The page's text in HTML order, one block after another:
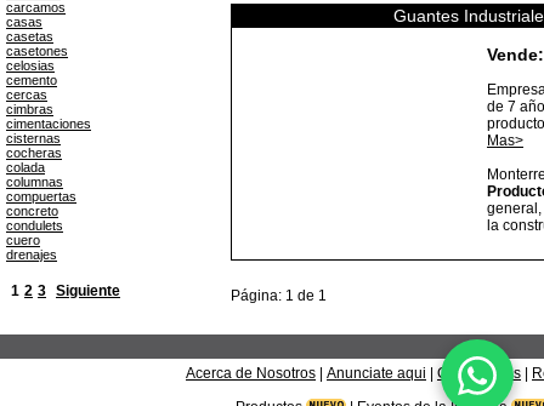
carcamos
casas
casetas
casetones
celosias
cemento
cercas
cimbras
cimentaciones
cisternas
cocheras
colada
columnas
compuertas
concreto
condulets
cuero
drenajes
1 2 3 Siguiente
Guantes
Vende:
de 7
Mas>
la
Página: 1 de 1
Acerca de Nosotros Anunciate aqui Contáctanos